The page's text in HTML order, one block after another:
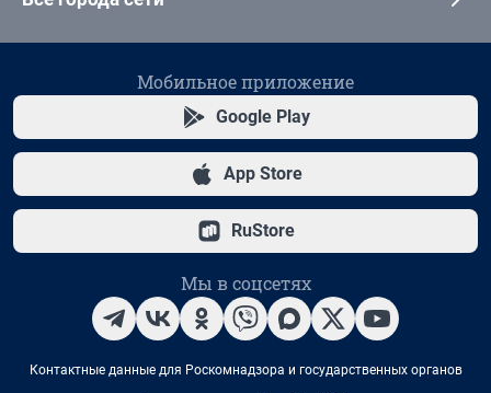
Мобильное приложение
Google Play
App Store
RuStore
Мы в соцсетях
Контактные данные для Роскомнадзора и государственных органов